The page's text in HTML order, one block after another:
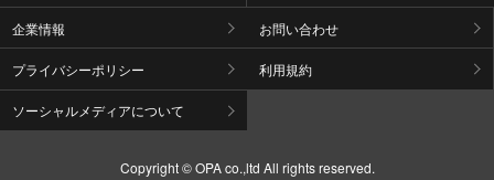
企業情報 お問い合わせ
プライバシーポリシー 利用規約
ソーシャルメディアについて
Copyright © OPA co.,ltd All rights reserved.